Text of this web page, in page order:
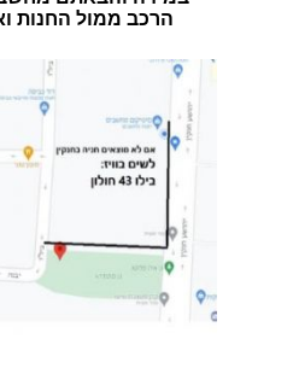
הרכב ממול החנות